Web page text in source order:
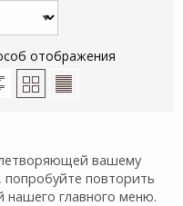
отображения
вашему
попробуйте повторить
нашего главного меню.